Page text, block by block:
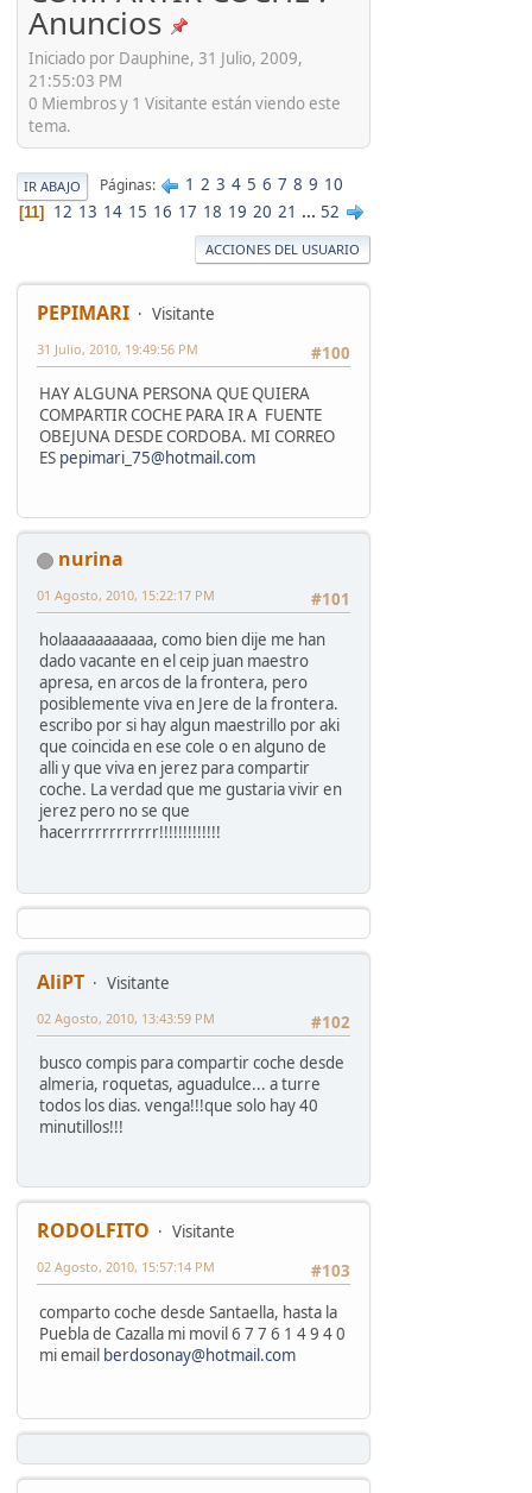
Anuncios
Iniciado por Dauphine, 31 Julio, 2009,
21:55:03 PM
0 Miembros y 1 Visitante están viendo este
tema.
IR ABAJO Páginas 1 2 3 4 5 6 7 8 9 10
11 12 13 14 15 16 17 18 19 20 21 ... 52
ACCIONES DEL USUARIO
PEPIMARI
Visitante
#100
31 Julio, 2010, 19:49:56 PM
HAY ALGUNA PERSONA QUE QUIERA
COMPARTIR COCHE PARA IR A FUENTE
OBEJUNA DESDE CORDOBA. MI CORREO
ES pepimari_75@hotmail.com
nurina
#101
01 Agosto, 2010, 15:22:17 PM
holaaaaaaaaaaa, como bien dije me han
dado vacante en el ceip juan maestro
apresa, en arcos de la frontera, pero
posiblemente viva en Jere de la frontera.
escribo por si hay algun maestrillo por aki
que coincida en ese cole o en alguno de
alli y que viva en jerez para compartir
coche. La verdad que me gustaria vivir en
jerez pero no se que
hacerrrrrrrrrrrr!!!!!!!!!!!!!
AliPT
Visitante
#102
02 Agosto, 2010, 13:43:59 PM
busco compis para compartir coche desde
almeria, roquetas, aguadulce... a turre
todos los dias. venga!!!que solo hay 40
minutillos!!!
RODOLFITO
Visitante
#103
02 Agosto, 2010, 15:57:14 PM
comparto coche desde Santaella, hasta la
Puebla de Cazalla mi movil 6 7 7 6 1 4 9 4 0
mi email berdosonay@hotmail.com